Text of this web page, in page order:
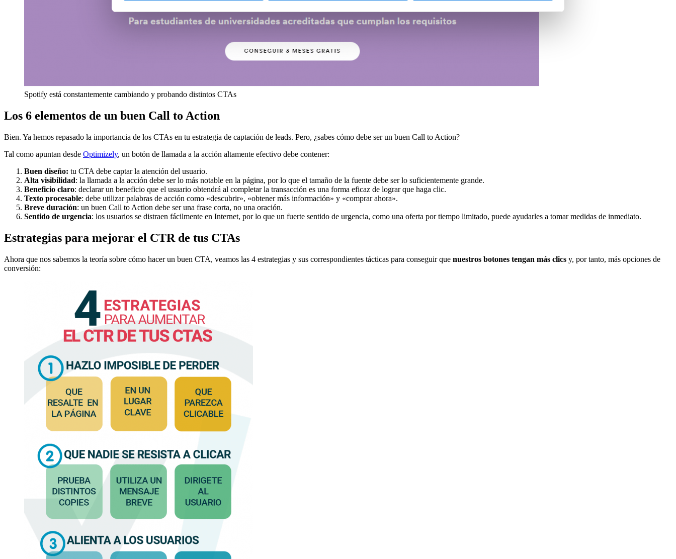
Spotify está constantemente cambiando y probando distintos CTAs
Los 6 elementos de un buen Call to Action
Bien. Ya hemos repasado la importancia de los CTAs en tu estrategia de captación de leads. Pero, ¿sabes cómo debe ser un buen Call to Action?
Tal como apuntan desde Optimizely, un botón de llamada a la acción altamente efectivo debe contener:
Buen diseño: tu CTA debe captar la atención del usuario.
Alta visibilidad: la llamada a la acción debe ser lo más notable en la página, por lo que el tamaño de la fuente debe ser lo suficientemente grande.
Beneficio claro: declarar un beneficio que el usuario obtendrá al completar la transacción es una forma eficaz de lograr que haga clic.
Texto procesable: debe utilizar palabras de acción como «descubrir», «obtener más información» y «comprar ahora».
Breve duración: un buen Call to Action debe ser una frase corta, no una oración.
Sentido de urgencia: los usuarios se distraen fácilmente en Internet, por lo que un fuerte sentido de urgencia, como una oferta por tiempo limitado, puede ayudarles a tomar medidas de inmediato.
Estrategias para mejorar el CTR de tus CTAs
Ahora que nos sabemos la teoría sobre cómo hacer un buen CTA, veamos las 4 estrategias y sus correspondientes tácticas para conseguir que nuestros botones tengan más clics y, por tanto, más opciones de
conversión: